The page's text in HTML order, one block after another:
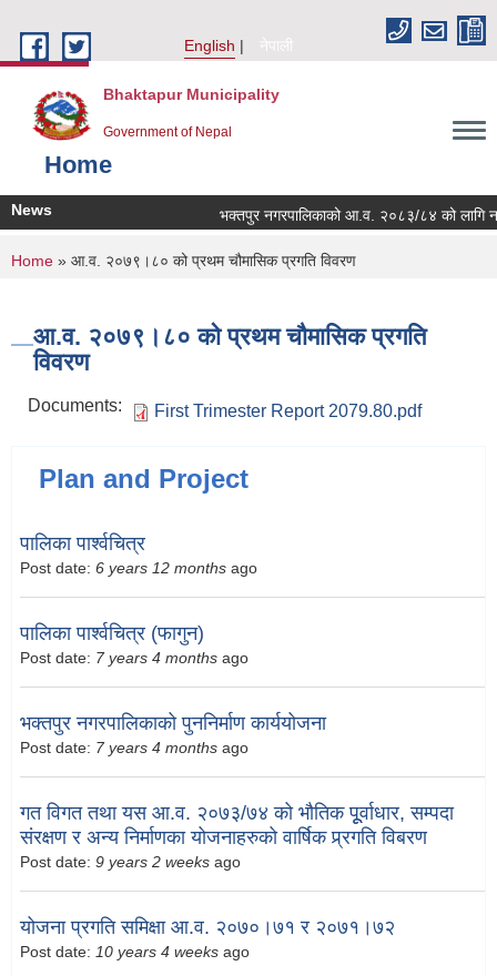
English
नेपाली
Bhaktapur Municipality
Government of Nepal
Home
News भक्तपुर नगरपालिकाको आ.व. २०८३/८४ को लागि
You are here
Home » आ.व. २०७९।८० को प्रथम चौमासिक प्रगति विवरण
आ.व. २०७९।८० को प्रथम चौमासिक प्रगति
विवरण
Documents: First Trimester Report 2079.80.pdf
Plan and Project
पालिका पार्श्वचित्र
Post date: 6 years 12 months ago
पालिका पार्श्वचित्र (फागुन)
Post date: 7 years 4 months ago
भक्तपुर नगरपालिकाको पुननिर्माण कार्ययोजना
Post date: 7 years 4 months ago
गत विगत तथा यस आ.व. २०७३/७४ को भौतिक पूूर्वाधार, सम्पदा
संरक्षण र अन्य निर्माणका योजनाहरुको वार्षिक प्र्रगति विबरण
Post date: 9 years 2 weeks ago
योजना प्रगति समिक्षा आ.व. २०७०।७१ र २०७१।७२
Post date: 10 years 4 weeks ago